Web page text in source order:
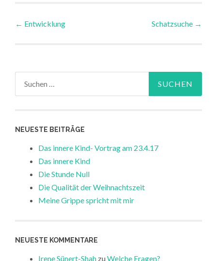
Beitragsnavigation
← Entwicklung Schatzsuche →
NEUESTE BEITRÄGE
Das innere Kind- Vortrag am 23.4.17
Das innere Kind
Die Stunde Null
Die Qualität der Weihnachtszeit
Meine Grippe spricht mit mir
NEUESTE KOMMENTARE
Irene Sünert-Shah zuWelche Fragen?